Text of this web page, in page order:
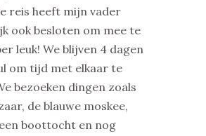
reis heeft mijn vader
ook besloten om mee te
leuk! We blijven 4 dagen
om tijd met elkaar te
bezoeken dingen zoals
de blauwe moskee,
boottocht en nog